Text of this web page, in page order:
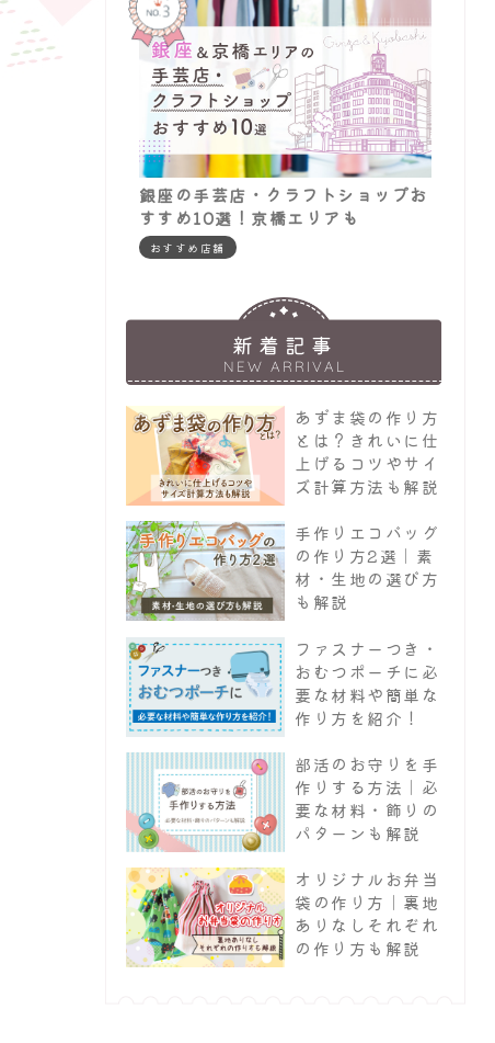
銀座の手芸店・クラフトショップお
すすめ10選！京橋エリアも
おすすめ店舗
新着記事
NEW ARRIVAL
あずま袋の作り方
とは？きれいに仕
上げるコツやサイ
ズ計算方法も解説
手作りエコバッグ
の作り方2選｜素
材・生地の選び方
も解説
ファスナーつき・
おむつポーチに必
要な材料や簡単な
作り方を紹介！
部活のお守りを手
作りする方法｜必
要な材料・飾りの
パターンも解説
オリジナルお弁当
袋の作り方｜裏地
ありなしそれぞれ
の作り方も解説